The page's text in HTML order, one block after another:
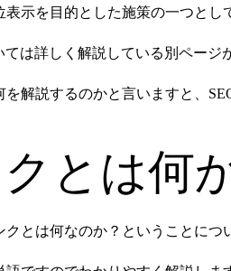
示を目的とした施策の一つとし
ては詳しく解説している別ペー
を解説するのかと言いますと、
とは何
クとは何なのか？ということにつ